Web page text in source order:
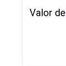
Valor de